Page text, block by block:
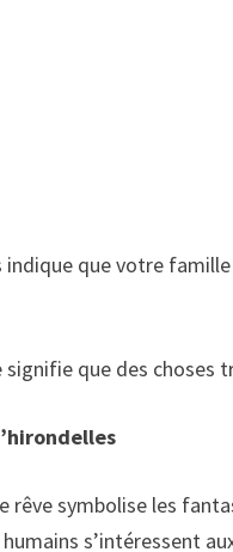
indique que votre
signifie que des
rêve symbolise les
s’intéressent